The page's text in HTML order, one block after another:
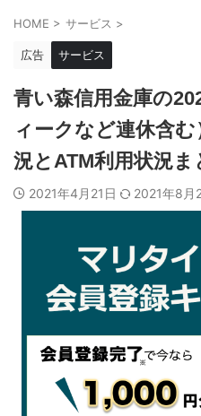
HOME > サービス >
広告 サービス
青い森信用金庫の
ィークなど連休含
況とATM利用状況ま
2021年4月21日 2021年8月